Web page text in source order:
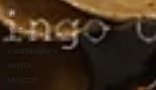
YELLOWS
PLUS
YUICHI
TOYAMA
KAMEMANNEN
MYKITA
MOSCOT